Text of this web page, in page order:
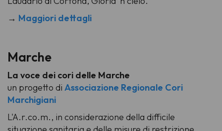
→ Maggiori dettagli
Marche
La voce dei cori delle Marche
un progetto di Associazione Regionale Cori
Marchigiani
L'A.r.co.m., in considerazione della difficile